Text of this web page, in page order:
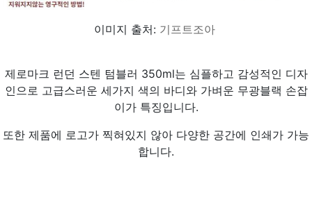
이미지 출처: 기프트조아
제로마크 런던 스텐 텀블러 350ml는 심플하고 감성적인 디자
인으로 고급스러운 세가지 색의 바디와 가벼운 무광블랙 손잡
이가 특징입니다.
또한 제품에 로고가 찍혀있지 않아 다양한 공간에 인쇄가 가능
합니다.